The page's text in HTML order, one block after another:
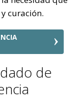
curación.
de